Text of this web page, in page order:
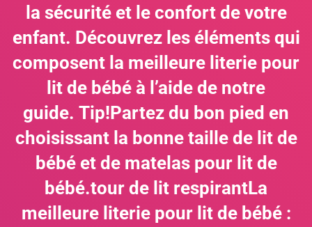
la sécurité et le confort de votre
enfant. Découvrez les éléments qui
composent la meilleure literie pour
lit de bébé à l’aide de notre
guide. Tip!Partez du bon pied en
choisissant la bonne taille de lit de
bébé et de matelas pour lit de
bébé.tour de lit respirantLa
meilleure literie pour lit de bébé :